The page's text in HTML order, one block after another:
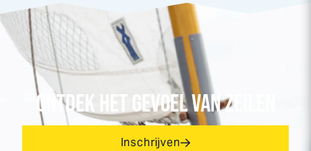
ONTDEK HET GEVOEL VAN ZEILEN
Inschrijven